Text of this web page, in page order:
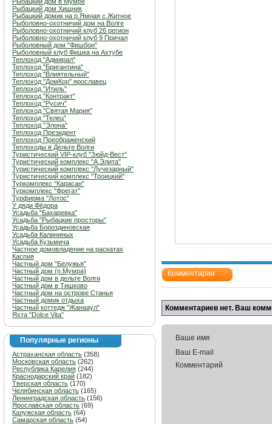
Рыбацкий дом Хищник
Рыбацкий домик на р.Ямная с.Житное
Рыболовно-охотничий дом на Волге
Рыболовно-охотничий клуб 26 регион
Рыболовно-охотничий клуб 9 Причал
Рыболовный дом "Фишбон"
Рыболовный клуб Фишка на Ахтубе
Теплоход "Адмирал"
Теплоход "Бригантина"
Теплоход "Влиятельный"
Теплоход "ДомКор" ярославец
Теплоход "Итиль"
Теплоход "Контракт"
Теплоход "Русич"
Теплоход "Святая Мария"
Теплоход "Телец"
Теплоход "Элона"
Теплоход Президент
Теплоход Преображенский
Теплоходы в Дельте Волги
Туристический VIP-клуб "Зюйд-Вест"
Туристический комплекс "А.Элита"
Туристический комплекс "Лучезарный"
Туристический комплекс "Троицкий"
Туркомплекс "Карасан"
Туркомплекс "Фрегат"
Турфирма "Лотос"
У дяди Фёдора
Усадьба "Бахаревка"
Усадьба "Рыбацкие просторы"
Усадьба Бороздиновская
Усадьба Калининых
Усадьба Кузьмича
Частное домовладение на раскатах
Каспия
Частный дом "Белужья"
Частный дом (п.Мумра)
Частный дом в дельте Волги
Частный дом в Тишково
Частный дом на острове Станья
Частный домик отдыха
Частный коттедж "Жанааул"
Яхта "Dolce Vita"
Популярные регионы
Астраханская область (358)
Московская область (262)
Республика Карелия (244)
Краснодарский край (182)
Тверская область (170)
Челябинская область (165)
Ленинградская область (156)
Ярославская область (69)
Калужская область (64)
Самарская область (54)
Комментарии
Комментариев нет. Ваш
Ваше имя
Ваш E-mail
Комментарий